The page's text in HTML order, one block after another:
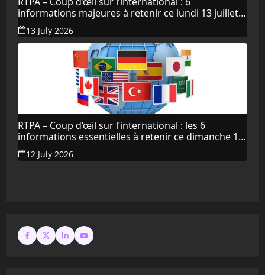
informations majeures à retenir ce lundi 13 juillet
202613 July 2026
RTPA – Coup d’œil sur l’international : les 6
informations essentielles à retenir ce dimanche 12
juillet 2026
12 July 2026